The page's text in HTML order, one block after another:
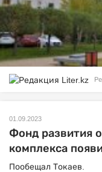
01.09.2023
Фонд развития
комплекса
Пообещал Токаев.